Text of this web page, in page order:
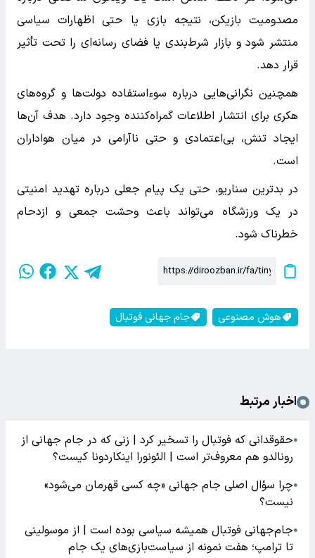
مصدومیت بازیکن، نتیجه بازی یا حتی اظهارات سیاسی
منتشر شود و بازار شرط‌بندی یا فضای رسانه‌ای را تحت تأثیر
قرار دهد.
همچنین نگرانی‌هایی درباره سوءاستفاده دولت‌ها و گروه‌های
هکری برای انتشار اطلاعات گمراه‌کننده وجود دارد. هدف آن‌ها
ایجاد تنش، بی‌اعتمادی و حتی ناآرامی در میان هواداران
است.
در بدترین سناریو، حتی یک پیام جعلی درباره تهدید امنیتی
در یک ورزشگاه می‌تواند باعث وحشت جمعی و ازدحام
خطرناک شود.
هوش مصنوعی جام جهانی فوتبال
اخبار مرتبط
●حقوقدانی که فوتبال را تسخیر کرد | زنی که در جام جهانی از
رونالدو هم معروف‌تر است | الئونورا اینکاردونا کیست؟
●چرا سؤال اصلی جام جهانی «چه کسی قهرمان می‌شود»
نیست؟
●جام‌جهانی فوتبال همیشه سیاسی بوده است | از موسولینی
تا ترامپ؛ هفت نمونه از سیاست‌بازی‌های یک جام